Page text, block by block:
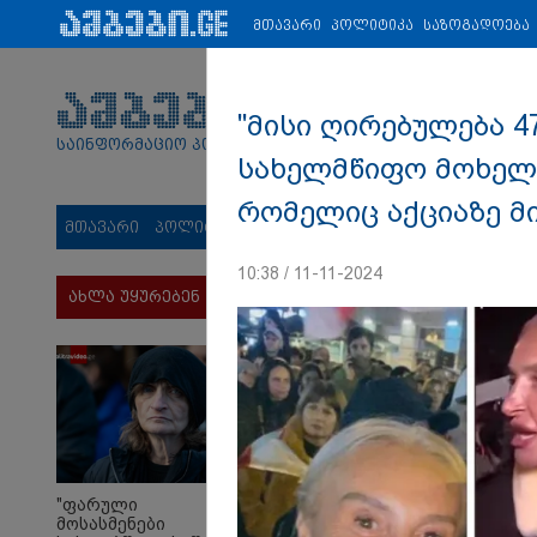
პარტნიორები: ახალი ამბები ეკონომიკა ვიდეო
საინფორმაციო პორტალი
მთავარი პოლიტიკა საზოგადოება სამართალი
ახლა უყურებენ
"ფარული
მოსასმენები
მთავარი პოლიტიკა საზოგადოება
"მისი ღირებულება
სახელმწიფო
რომელიც აქციაზე
10:38 / 11-11-2024